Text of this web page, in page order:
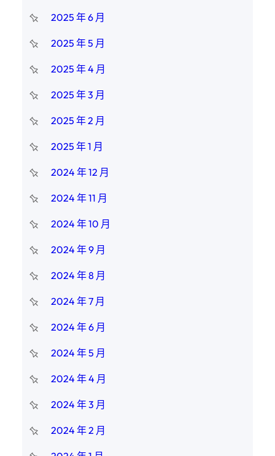
2025 年 6 月
2025 年 5 月
2025 年 4 月
2025 年 3 月
2025 年 2 月
2025 年 1 月
2024 年 12 月
2024 年 11 月
2024 年 10 月
2024 年 9 月
2024 年 8 月
2024 年 7 月
2024 年 6 月
2024 年 5 月
2024 年 4 月
2024 年 3 月
2024 年 2 月